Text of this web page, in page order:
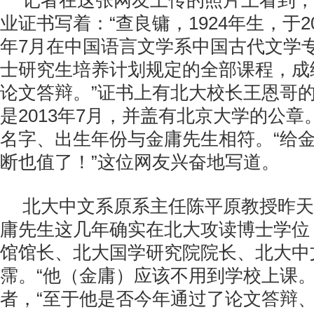
业证书写着：“查良镛，1924年生，于
年7月在中国语言文学系中国古代文学
士研究生培养计划规定的全部课程，
论文答辩。”证书上有北大校长王恩哥
是2013年7月，并盖有北京大学的公章
名字、出生年份与金庸先生相符。“给
断也值了！”这位网友兴奋地写道。
北大中文系原系主任陈平原教授昨
庸先生这几年确实在北大攻读博士学
馆馆长、北大国学研究院院长、北大
霈。“他（金庸）应该不用到学校上课
者，“至于他是否今年通过了论文答辩